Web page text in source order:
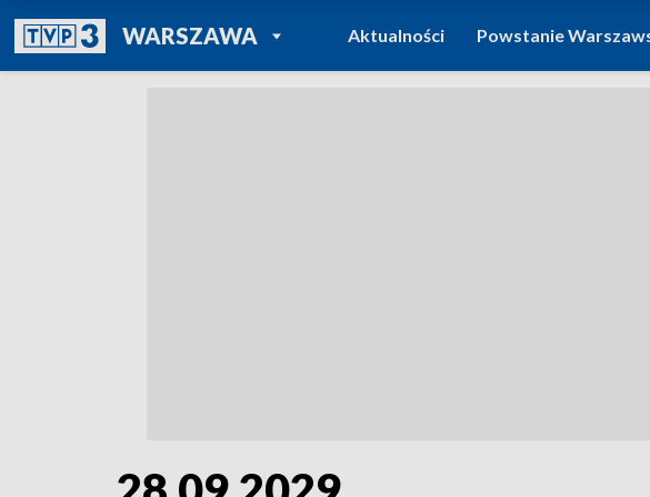
WARSZAWAPOWRÓT DO
TVP REGIONY
Aktualności Powstanie